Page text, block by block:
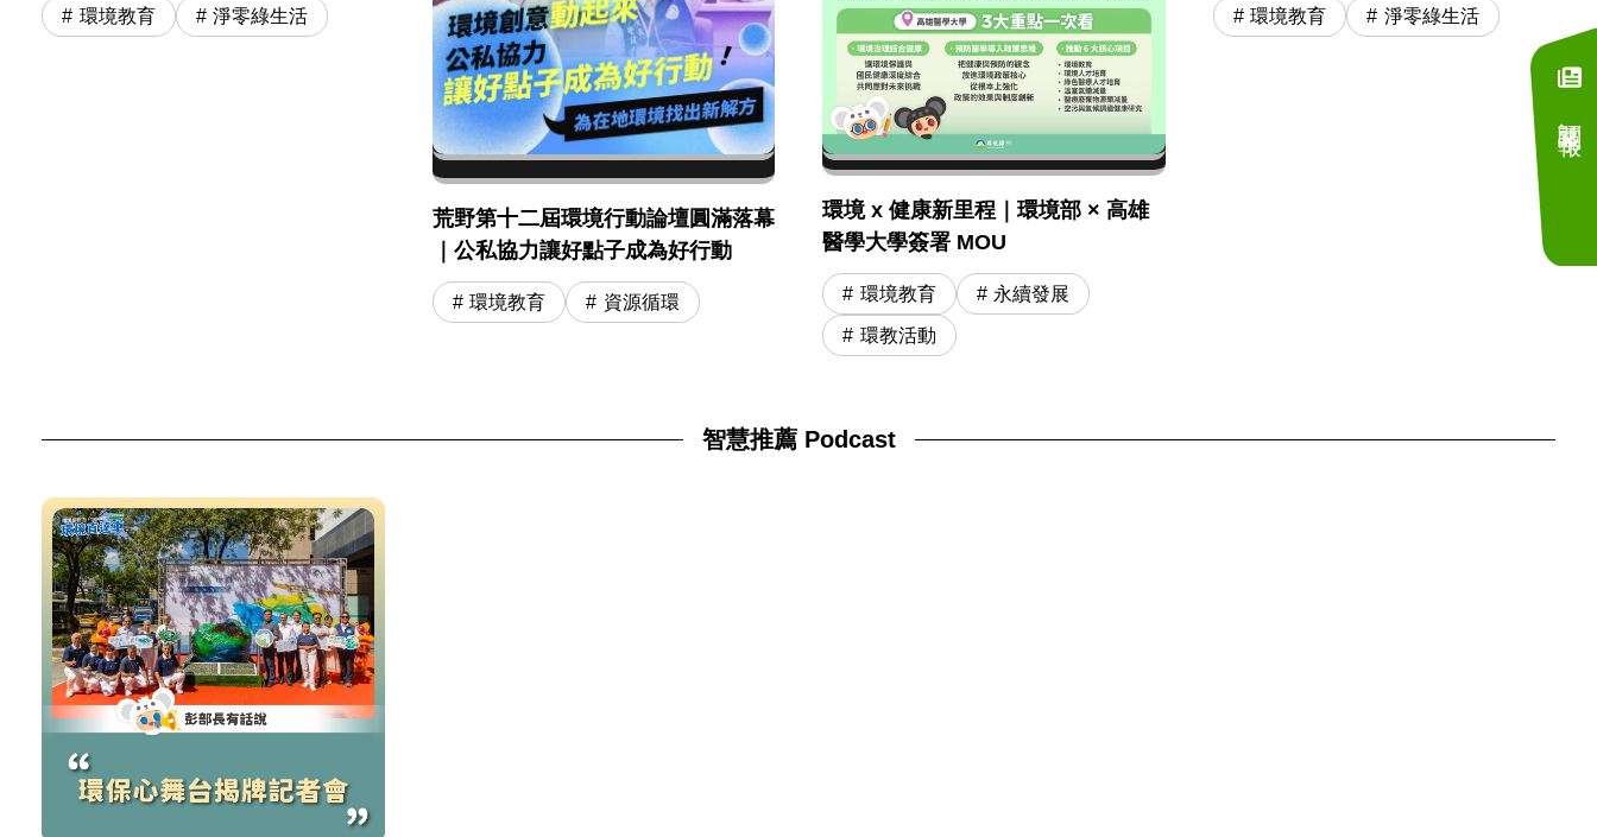
環境教育 淨零綠生活
荒野第十二屆環境行動論壇圓滿落幕
｜公私協力讓好點子成為好行動
環境教育 資源循環
環境 x 健康新里程｜環境部 × 高雄
醫學大學簽署 MOU
環境教育 永續發展
環教活動
環境教育 淨零綠生活
智慧推薦 Podcast